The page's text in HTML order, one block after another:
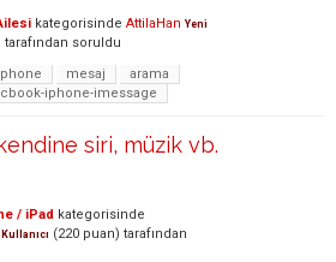
kategorisinde AttilaHan Yeni
tarafından soruldu
mesaj
arama
iphone-imessage
siri, müzik vb.
/ iPad kategorisinde
(220 puan) tarafından